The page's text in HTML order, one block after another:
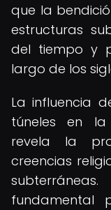
que la
estructuras
del tiempo y
largo de los
La influencia
túneles en la
revela la
creencias
fundamental